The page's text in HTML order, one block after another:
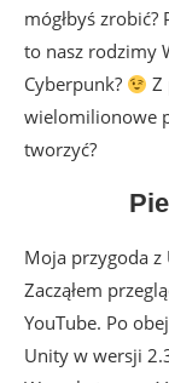
mógłbyś
to nasz rodzimy
Cyberpunk?
Z
wielomilionowe
tworzyć?
Moja przygoda
Zacząłem
YouTube. Po
Unity w wersji